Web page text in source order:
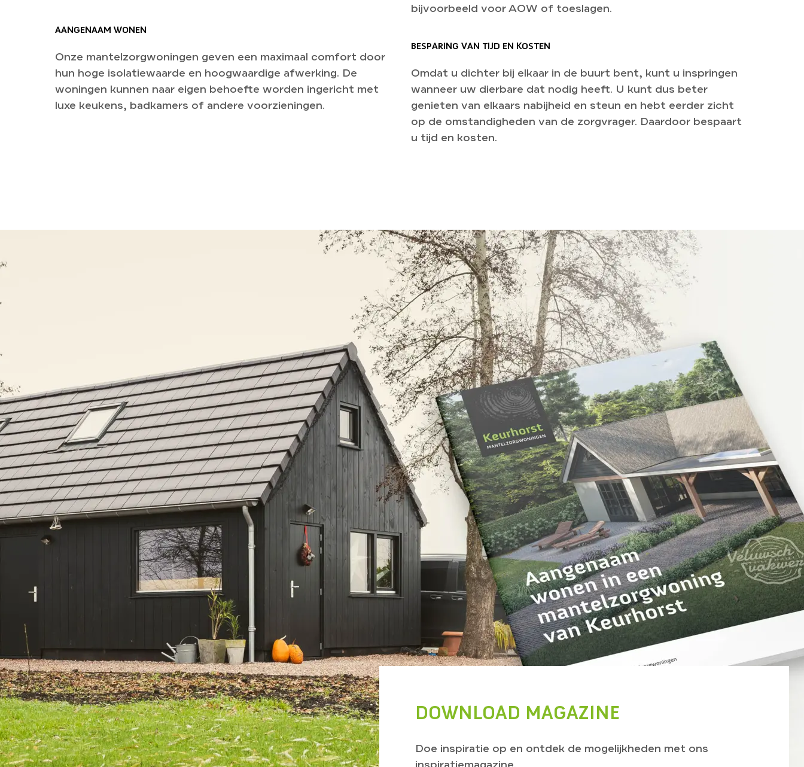
AANGENAAM WONEN
Onze mantelzorgwoningen geven een maximaal comfort door
hun hoge isolatiewaarde en hoogwaardige afwerking. De
woningen kunnen naar eigen behoefte worden ingericht met
luxe keukens, badkamers of andere voorzieningen.
bijvoorbeeld voor AOW of toeslagen.
BESPARING VAN TIJD EN KOSTEN
Omdat u dichter bij elkaar in de buurt bent, kunt u inspringen
wanneer uw dierbare dat nodig heeft. U kunt dus beter
genieten van elkaars nabijheid en steun en hebt eerder zicht
op de omstandigheden van de zorgvrager. Daardoor bespaart
u tijd en kosten.
DOWNLOAD MAGAZINE
Doe inspiratie op en ontdek de mogelijkheden met ons